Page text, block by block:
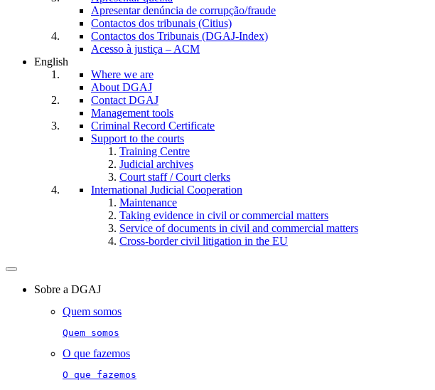
Apresentar denúncia de corrupção/fraude
Contactos dos tribunais (Citius)
Contactos dos Tribunais (DGAJ-Index)
Acesso à justiça – ACM
English
Where we are
About DGAJ
Contact DGAJ
Management tools
Criminal Record Certificate
Support to the courts
Training Centre
Judicial archives
Court staff / Court clerks
International Judicial Cooperation
Maintenance
Taking evidence in civil or commercial matters
Service of documents in civil and commercial matters​​
Cross-border civil litigation in the EU
Toggle
navigationSobre a DGAJ
Quem somos
Quem somos
O que fazemos
O que fazemos